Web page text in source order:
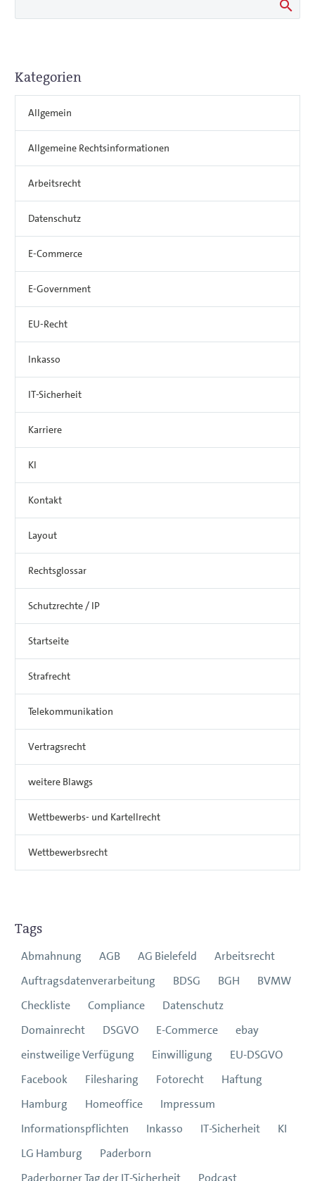
Kategorien
Allgemein
Allgemeine Rechtsinformationen
Arbeitsrecht
Datenschutz
E-Commerce
E-Government
EU-Recht
Inkasso
IT-Sicherheit
Karriere
KI
Kontakt
Layout
Rechtsglossar
Schutzrechte / IP
Startseite
Strafrecht
Telekommunikation
Vertragsrecht
weitere Blawgs
Wettbewerbs- und Kartellrecht
Wettbewerbsrecht
Tags
Abmahnung AGB AG Bielefeld
Arbeitsrecht
Auftragsdatenverarbeitung
BDSG BGH
BVMW
Checkliste
Compliance
Datenschutz
Domainrecht
DSGVO E-Commerce
ebay
einstweilige Verfügung
Einwilligung
EU-DSGVO
Facebook
Filesharing Fotorecht
Haftung
Hamburg
Homeoffice
Impressum
Informationspflichten
Inkasso IT-Sicherheit
KI
LG Hamburg
Paderborn
Paderborner Tag der IT-Sicherheit
Podcast